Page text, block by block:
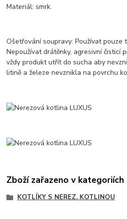
Materiál: smrk.
Ošetřování soupravy: Používat pouze
Nepoužívat drátěnky, agresivní čisticí
vždy produkt utřít do sucha aby
litině a železe nevznikla na povrchu
Zboží zařazeno v kategoriích
KOTLÍKY S NEREZ. KOTLINOU